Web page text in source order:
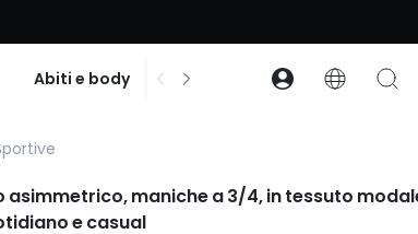
a $99 | Codice: GLOWNEW
Abiti e body Accessori
maniche a 3/4, in tessuto
e casual